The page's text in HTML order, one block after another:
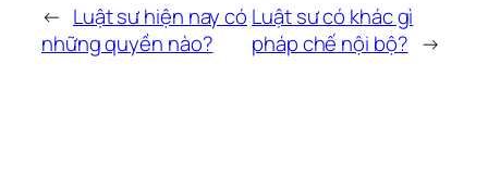
← Luật sư hiện nay có
những quyền nào?
Luật sư có khác gì
pháp chế nội bộ? →